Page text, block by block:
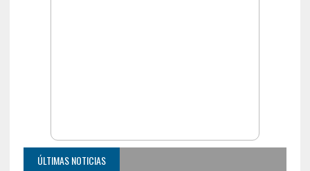
ÚLTIMAS NOTICIAS